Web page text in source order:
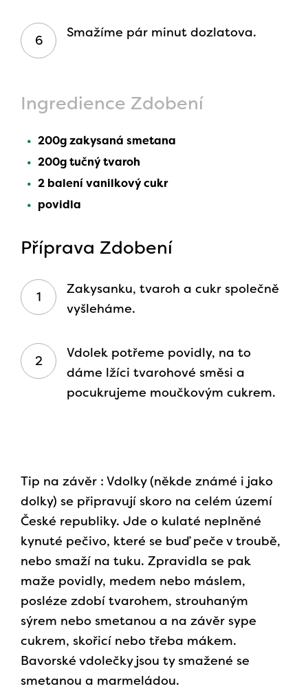
Smažíme pár minut dozlatova.
Ingredience Zdobení
200g zakysaná smetana
200g tučný tvaroh
2 balení vanilkový cukr
povidla
Příprava Zdobení
Zakysanku, tvaroh a cukr společně
vyšleháme.
Vdolek potřeme povidly, na to
dáme lžíci tvarohové směsi a
pocukrujeme moučkovým cukrem.
Tip na závěr : Vdolky (někde známé i jako
dolky) se připravují skoro na celém území
České republiky. Jde o kulaté neplněné
kynuté pečivo, které se buď peče v troubě,
nebo smaží na tuku. Zpravidla se pak
maže povidly, medem nebo máslem,
posléze zdobí tvarohem, strouhaným
sýrem nebo smetanou a na závěr sype
cukrem, skořicí nebo třeba mákem.
Bavorské vdolečky jsou ty smažené se
smetanou a marmeládou.